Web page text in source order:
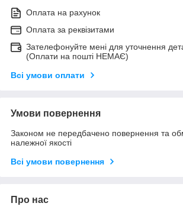
Оплата на рахунок
Оплата за реквізитами
Зателефонуйте мені для уточнення
(Оплати на пошті НЕМАЄ)
Всі умови оплати
Умови повернення
Законом не передбачено повернення та
належної якості
Всі умови повернення
Про нас